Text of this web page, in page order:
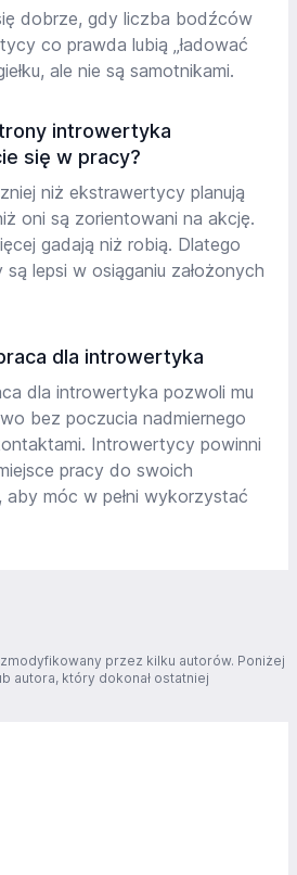
dobrze, gdy liczba bodźców
co prawda lubią „ładować
ale nie są samotnikami.
introwertyka
się w pracy?
niż ekstrawertycy planują
oni są zorientowani na akcję.
gadają niż robią. Dlatego
lepsi w osiąganiu założonych
dla introwertyka
dla introwertyka pozwoli mu
bez poczucia nadmiernego
Introwertycy powinni
pracy do swoich
móc w pełni wykorzystać
przez kilku autorów. Poniżej
autora, który dokonał ostatniej